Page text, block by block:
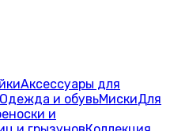
Аксессуары для
Одежда и обувьМискиДля
и